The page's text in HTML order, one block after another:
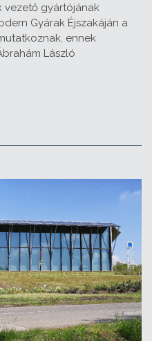
vezető gyártójának
Gyárak Éjszakáján a
ennek
László